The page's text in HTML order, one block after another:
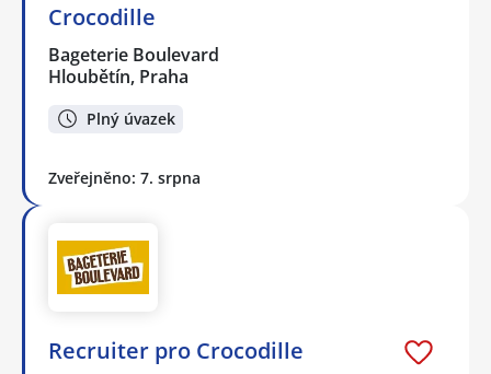
Crocodille
Bageterie Boulevard
Hloubětín, Praha
Plný úvazek
Zveřejněno: 7. srpna
Recruiter pro Crocodille